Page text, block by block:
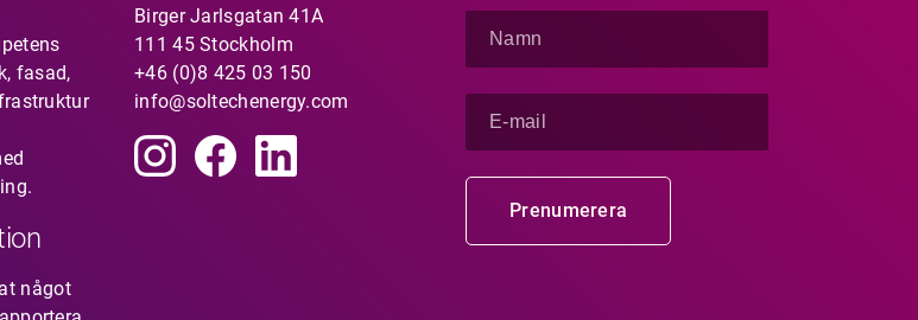
fasad,
något
Birger Jarlsgatan 41A
111 45 Stockholm
+46 (0)8 425 03 150
info@soltechenergy.com